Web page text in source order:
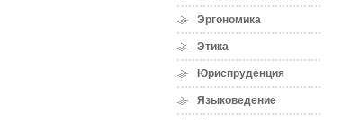
Эргономика
Этика
Юриспруденция
Языковедение